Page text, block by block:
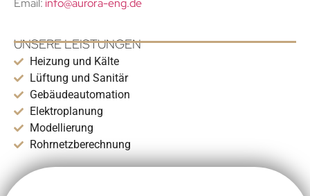
Email: info@aurora-eng.de
UNSERE LEISTUNGEN
Heizung und Kälte
Lüftung und Sanitär
Gebäudeautomation
Elektroplanung
Modellierung
Rohrnetzberechnung